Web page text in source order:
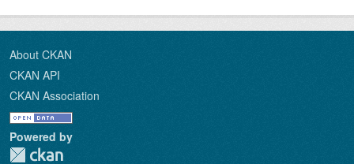
About CKAN
CKAN API
CKAN Association
Powered by